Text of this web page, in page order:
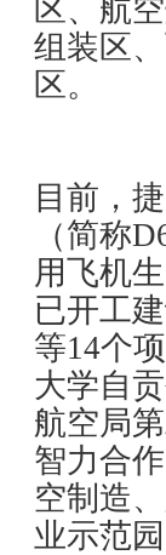
区、航
组装区
区。
目前，
（简称
用飞机
已开工
等14个
大学自
航空局
智力合
空制造
业示范园